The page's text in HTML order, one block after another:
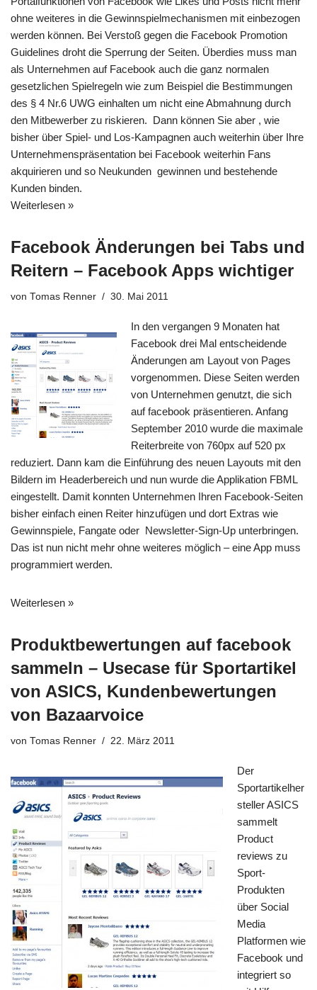
ohne weiteres in die Gewinnspielmechanismen mit einbezogen
werden können. Bei Verstoß gegen die Facebook Promotion
Guidelines droht die Sperrung der Seiten. Überdies muss man
als Unternehmen auf Facebook auch die ganz normalen
gesetzlichen Spielregeln wie zum Beispiel die Bestimmungen
des § 4 Nr.6 UWG einhalten um nicht eine Abmahnung durch
den Mitbewerber zu riskieren. Dann können Sie aber , wie
bisher über Spiel- und Los-Kampagnen auch weiterhin über Ihre
Unternehmenspräsentation bei Facebook weiterhin Fans
akquirieren und so Neukunden gewinnen und bestehende
Kunden binden.
Weiterlesen »
Facebook Änderungen bei Tabs und
Reitern – Facebook Apps wichtiger
von Tomas Renner 30. Mai 2011
In den vergangen 9 Monaten hat
Facebook drei Mal entscheidende
Änderungen am Layout von Pages
vorgenommen. Diese Seiten werden
von Unternehmen genutzt, die sich
auf facebook präsentieren. Anfang
September 2010 wurde die maximale
Reiterbreite von 760px auf 520 px
reduziert. Dann kam die Einführung des neuen Layouts mit den
Bildern im Headerbereich und nun wurde die Applikation FBML
eingestellt. Damit konnten Unternehmen Ihren Facebook-Seiten
bisher einfach einen Reiter hinzufügen und dort Extras wie
Gewinnspiele, Fangate oder Newsletter-Sign-Up unterbringen.
Das ist nun nicht mehr ohne weiteres möglich – eine App muss
programmiert werden.
Weiterlesen »
Produktbewertungen auf facebook
sammeln – Usecase für Sportartikel
von ASICS, Kundenbewertungen
von Bazaarvoice
von Tomas Renner 22. März 2011
Der
Sportartikelher
steller ASICS
sammelt
Product
reviews zu
Sport-
Produkten
über Social
Media
Platformen wie
Facebook und
integriert so